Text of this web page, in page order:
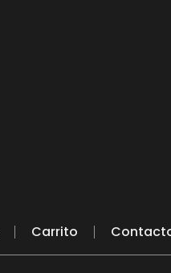
Carrito